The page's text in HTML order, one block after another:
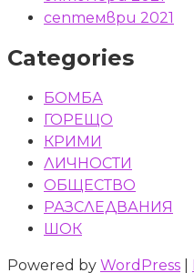
септември 2021
Categories
БОМБА
ГОРЕЩО
КРИМИ
ЛИЧНОСТИ
ОБЩЕСТВО
РАЗСЛЕДВАНИЯ
ШОК
Powered by WordPress